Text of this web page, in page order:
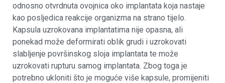
odnosno otvrdnuta ovojnica oko implantata koja nastaje
kao posljedica reakcije organizma na strano tijelo.
Kapsula uzrokovana implantatima nije opasna, ali
ponekad može deformirati oblik grudi i uzrokovati
slabljenje površinskog sloja implantata te može
uzrokovati rupturu samog implantata. Zbog toga je
potrebno ukloniti što je moguće više kapsule, promijeniti